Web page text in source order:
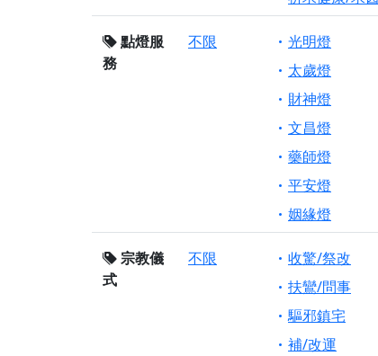
點燈服
務
不限
光明燈
太歲燈
財神燈
文昌燈
藥師燈
平安燈
姻緣燈
宗教儀
式
不限
收驚/祭改
扶鸞/問事
驅邪鎮宅
補/改運